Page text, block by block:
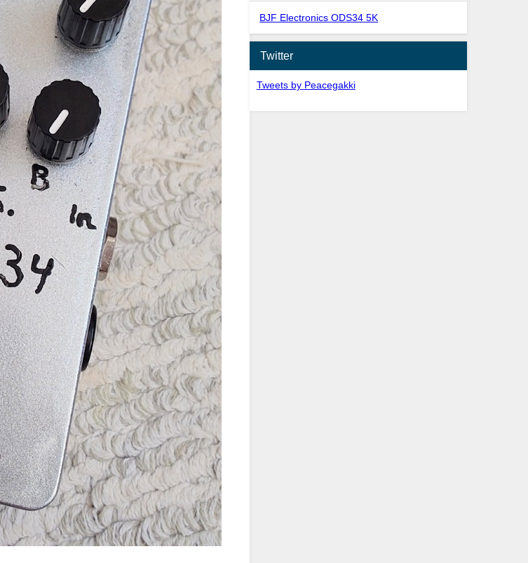
BJF Electronics ODS34 5K
Twitter
Tweets by Peacegakki